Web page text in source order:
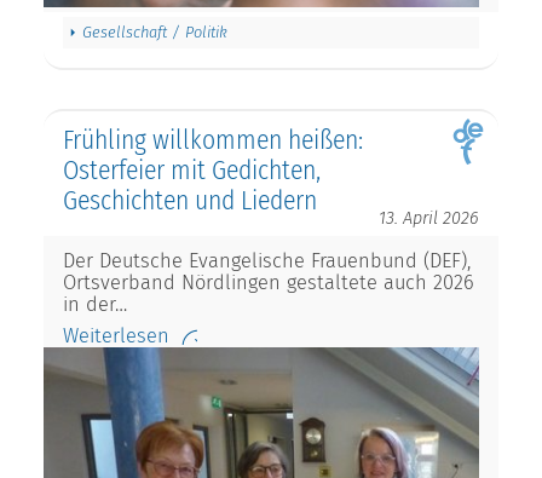
Gesellschaft / Politik
Frühling willkommen heißen:
Osterfeier mit Gedichten,
Geschichten und Liedern
13. April 2026
Der Deutsche Evangelische Frauenbund (DEF),
Ortsverband Nördlingen gestaltete auch 2026
in der…
Weiterlesen